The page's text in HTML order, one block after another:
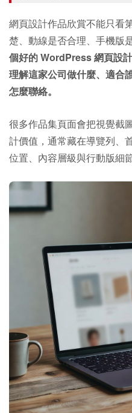
網頁設計作品欣賞不能只看
楚、動線是否合理、手機版
個好的 WordPress 網頁設
理解這家公司做什麼、適合
怎麼聯絡。
很多作品集頁面會把視覺截
計價值，通常藏在導覽列、
位置、內容層級與行動版細節